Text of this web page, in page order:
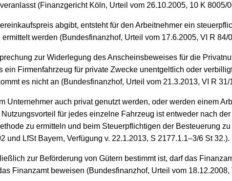
(Finanzgericht Köln, Urteil vom 26.10.2005, 10 K 8005/
abgibt, entsteht für den Arbeitnehmer ein
werden (Bundesfinanzhof, Urteil vom 17.6.2005, VI R 84/
zur Widerlegung des Anscheinsbeweises für die
Firmenfahrzeug für private Zwecke unentgeltlich oder
es nicht an (Bundesfinanzhof, Urteil vom 21.3.2013, VI R
Unternehmer auch privat genutzt werden, oder werden einem
für jedes einzelne Fahrzeug ist entweder nach
zu ermitteln und beim Steuerpflichtigen der Besteuerung
und LfSt Bayern, Verfügung v. 22.1.2013, S 2177.1.1–3/6 St 32.).
zur Beförderung von Gütern bestimmt ist, darf das
Finanzamt beweisen (Bundesfinanzhof, Urteil vom 18.12.2008,